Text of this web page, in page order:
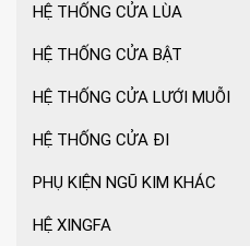
HỆ THỐNG CỬA LÙA
HỆ THỐNG CỬA BẬT
HỆ THỐNG CỬA LƯỚI MUỖI
HỆ THỐNG CỬA ĐI
PHỤ KIỆN NGŨ KIM KHÁC
HỆ XINGFA